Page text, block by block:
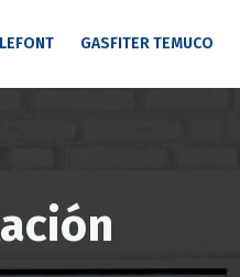
GASFITER TEMUCO